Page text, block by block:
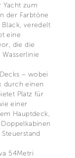
Yacht zum
der Farbtöne
veredelt
eine
die die
– wobei
durch einen
Platz für
einer
Hauptdeck,
54Metri